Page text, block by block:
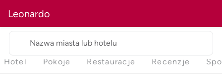
Leonardo
Nazwa miasta lub hotelu
Hotel Pokoje Restauracje Recenzje